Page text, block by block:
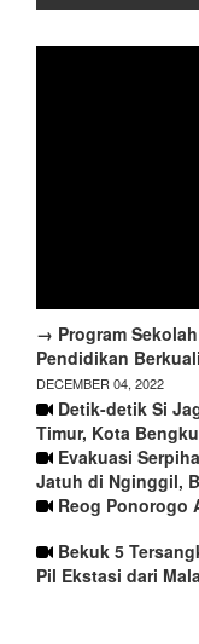
→ Program
Pendidikan
DECEMBER 04, 2022
Detik-detik Si
Timur, Kota
Evakuasi
Jatuh di Nginggil,
Reog Ponorogo
Bekuk 5
Pil Ekstasi dari